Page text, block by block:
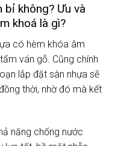
bỉ không? Ưu và
khoá là gì?
có hèm khóa âm
ván gỗ. Cũng chính
lắp đặt sàn nhựa sẽ
thời, nhờ đó mà kết
năng chống nước